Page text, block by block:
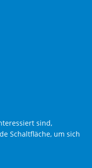
sind,
Schaltfläche, um sich